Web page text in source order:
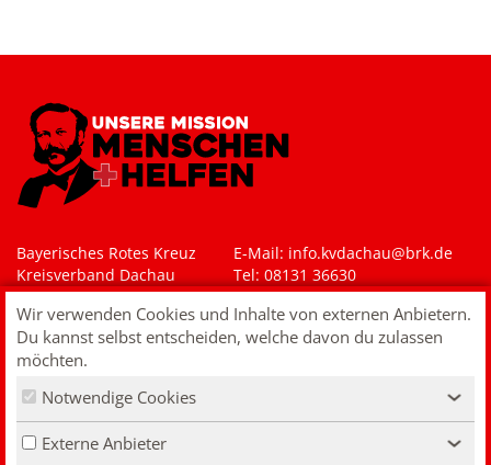
Bayerisches Rotes Kreuz
Kreisverband Dachau
Rotkreuzplatz 3-4
85221 Dachau
E-Mail: info.kvdachau@brk.de
Tel: 08131 36630
Impressum
Kontakt
VERTRAG WIDERRUFEN
Wir verwenden Cookies und Inhalte von externen Anbietern.
Du kannst selbst entscheiden, welche davon du zulassen
möchten.
Notwendige Cookies
‹
Externe Anbieter ‹